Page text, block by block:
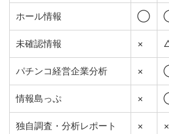
ホール情報 ◯
未確認情報 ×
パチンコ経営企業分析 ×
情報島っぷ ×
独自調査・分析レポート × ×